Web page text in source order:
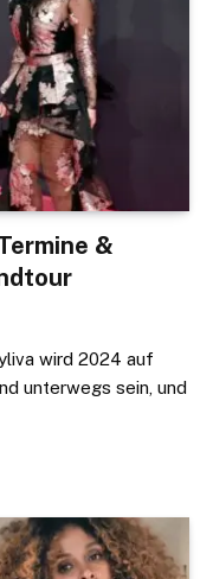
&
wird 2024 auf
unterwegs sein, und